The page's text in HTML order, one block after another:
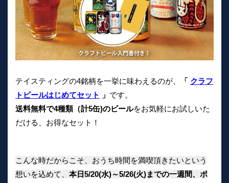
テイスティングの4銘柄を一挙に味わえるのが、 「 クラフ
トビールはじめてセット
」 です。
送料無料で4種類（計5缶)のビールをお気軽にお試しいた
だける、お得なセット！
こんな時だからこそ、おうち時間を満喫頂きたいという
想いを込めて、 本日5/20(水)～5/26(火)までの一週間、ポ